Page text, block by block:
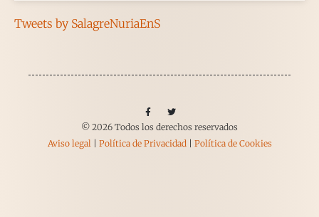
Tweets by SalagreNuriaEnS
© 2026 Todos los derechos reservados
Aviso legal| Política de Privacidad| Política de Cookies